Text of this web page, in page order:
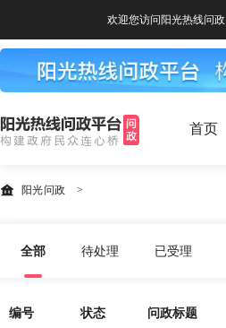
欢迎您访问阳光热线问政
首页
阳光问政 >
全部 待处理 已受理
编号 状态 问政标题